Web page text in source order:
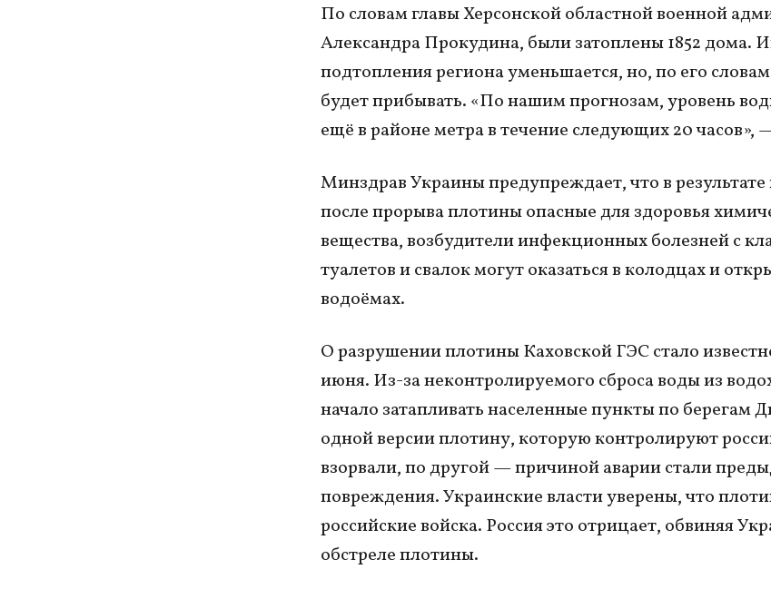
По словам главы Херсонской областной военной
Александра Прокудина, были затоплены 1852 дома.
подтопления региона уменьшается, но, по его
будет прибывать. «По нашим прогнозам, уровень
ещё в районе метра в течение следующих 20 часов»,
Минздрав Украины предупреждает, что в
после прорыва плотины опасные для здоровья
вещества, возбудители инфекционных болезней с
туалетов и свалок могут оказаться в колодцах и
водоёмах.
О разрушении плотины Каховской ГЭС стало
июня. Из-за неконтролируемого сброса воды из
начало затапливать населенные пункты по берегам
одной версии плотину, которую контролируют
взорвали, по другой — причиной аварии стали
повреждения. Украинские власти уверены, что
российские войска. Россия это отрицает, обвиняя
обстреле плотины.